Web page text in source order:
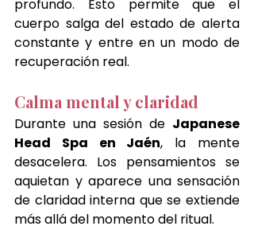
profundo. Esto permite que el
cuerpo salga del estado de alerta
constante y entre en un modo de
recuperación real.
Calma mental y claridad
Durante una sesión de Japanese
Head Spa en Jaén, la mente
desacelera. Los pensamientos se
aquietan y aparece una sensación
de claridad interna que se extiende
más allá del momento del ritual.